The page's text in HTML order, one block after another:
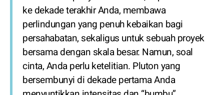
ke dekade terakhir Anda, membawa
perlindungan yang penuh kebaikan bagi
persahabatan, sekaligus untuk sebuah proyek
bersama dengan skala besar. Namun, soal
cinta, Anda perlu ketelitian. Pluton yang
bersembunyi di dekade pertama Anda